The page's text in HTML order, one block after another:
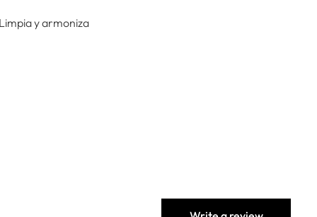
y armoniza